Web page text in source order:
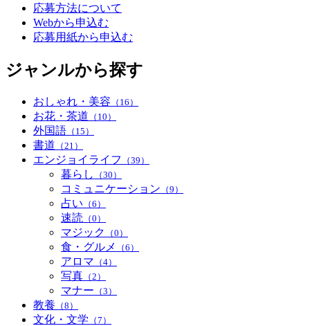
応募方法について
Webから申込む
応募用紙から申込む
ジャンルから探す
おしゃれ・美容 （16）
お花・茶道 （10）
外国語 （15）
書道 （21）
エンジョイライフ （39）
暮らし （30）
コミュニケーション （9）
占い （6）
速読 （0）
マジック （0）
食・グルメ （6）
アロマ （4）
写真 （2）
マナー （3）
教養 （8）
文化・文学 （7）